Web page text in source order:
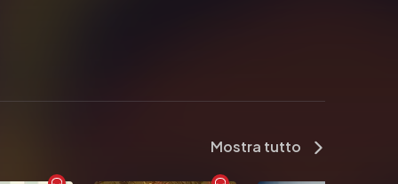
Mostra tutto